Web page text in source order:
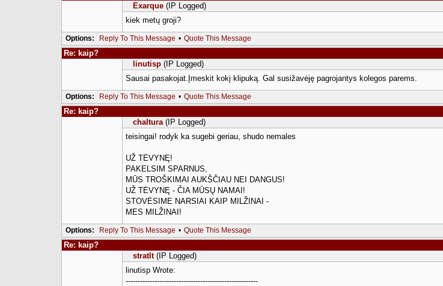
Exarque (IP Logged)
kiek metų groji?
Options: Reply To This Message • Quote This Message
Re: kaip?
linutisp (IP Logged)
Sausai pasakojat.Įmeskit kokį klipuką. Gal susižavėję pagrojantys kolegos parems.
Options: Reply To This Message • Quote This Message
Re: kaip?
chaltura (IP Logged)
teisingai! rodyk ka sugebi geriau, shudo nemales
UŽ TĖVYNĘ!
PAKELSIM SPARNUS,
MŪS TROŠKIMAI AUKŠČIAU NEI DANGUS!
UŽ TĖVYNĘ - ČIA MŪSŲ NAMAI!
STOVĖSIME NARSIAI KAIP MILŽINAI -
MES MILŽINAI!
Options: Reply To This Message • Quote This Message
Re: kaip?
stratlt (IP Logged)
linutisp Wrote:
-------------------------------------------------------